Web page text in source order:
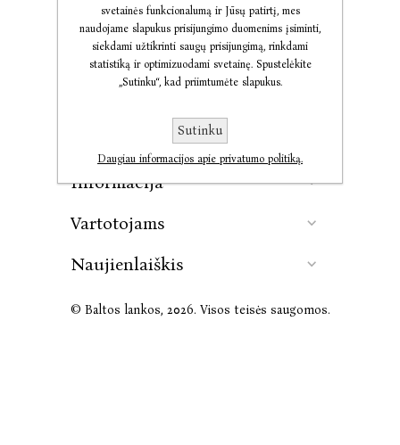
Informacija
Vartotojams
Naujienlaiškis
© Baltos lankos, 2026. Visos teisės saugomos.
svetainės funkcionalumą ir Jūsų patirtį, mes
naudojame slapukus prisijungimo duomenims įsiminti,
siekdami užtikrinti saugų prisijungimą, rinkdami
statistiką ir optimizuodami svetainę. Spustelėkite
„Sutinku“, kad priimtumėte slapukus.
Sutinku
Daugiau informacijos apie privatumo politiką.